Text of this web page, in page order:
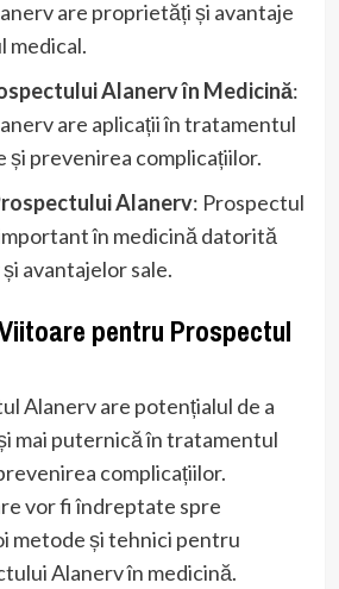
are proprietăți și avantaje
medical.
Alanerv în Medicină:
are aplicații în tratamentul
și prevenirea complicațiilor.
Alanerv: Prospectul
în medicină datorită
avantajelor sale.
pentru Prospectul
Alanerv are potențialul de a
mai puternică în tratamentul
complicațiilor.
vor fi îndreptate spre
metode și tehnici pentru
Alanerv în medicină.